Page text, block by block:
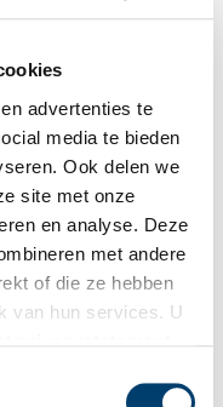
advertenties te
media te bieden
Ook delen we
site met onze
en analyse. Deze
met andere
of die ze hebben
van hun services. U
bekend,
onderscheidt
die aantoonbaar
inzendingen heeft de
Arie Keppler Prijs